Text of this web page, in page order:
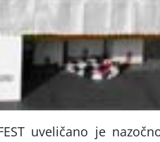
uveličano je